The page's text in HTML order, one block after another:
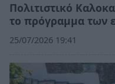
Πολιτιστικό
το πρόγραμμα των
25/07/2026 19:41